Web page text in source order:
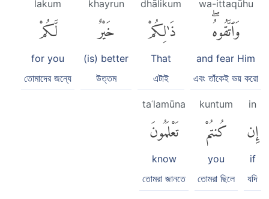
wa-ittaqūhu
وَٱتَّقُوهُۖ
and fear Him
এবং তাঁকেই ভয় করো
dhālikum
ذَٰلِكُمْ
That
এটাই
khayrun
خَيْرٌ
(is) better
উত্তম
lakum
لَّكُمْ
for you
তোমাদের জন্যে
in
إِن
if
যদি
kuntum
كُنتُمْ
you
তোমরা ছিলে
taʿlamūna
تَعْلَمُونَ
know
তোমরা জানতে